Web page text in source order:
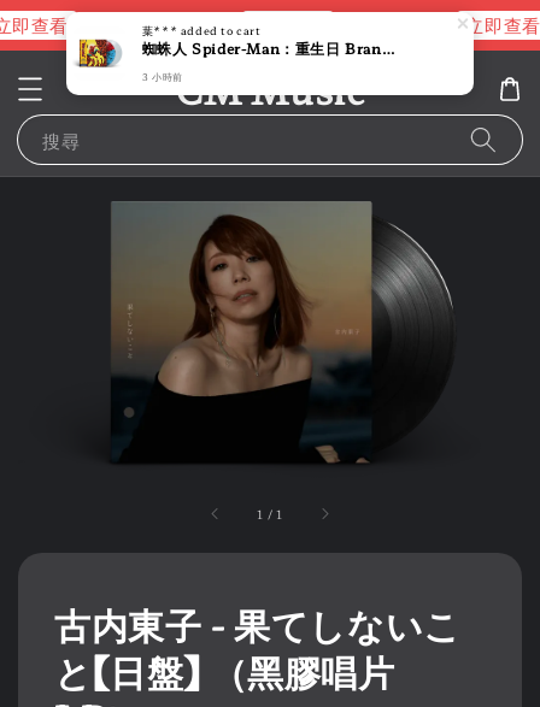
查看 進擊的巨人片頭曲 立即查看 立即查看
CM Music
搜尋
1 /1
古内東子 - 果てしないこ
と【日盤】 （黑膠唱片
葉*** added to cart
蜘蛛人 Spider-Man：重生日 Brand New Day 【Michael Giacchino｜電影配樂｜彩膠】 （黑膠唱片 2LP）
3 小時前